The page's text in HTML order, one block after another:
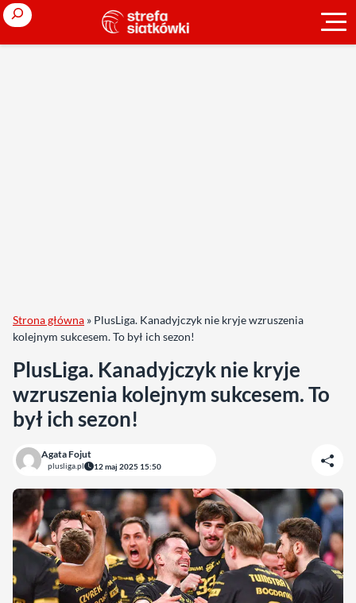
Search
Strona główna » PlusLiga. Kanadyjczyk nie kryje wzruszenia
kolejnym sukcesem. To był ich sezon!
PlusLiga. Kanadyjczyk nie kryje
wzruszenia kolejnym sukcesem. To
był ich sezon!
Agata Fojut
plusliga.pl 12 maj 2025 15:50